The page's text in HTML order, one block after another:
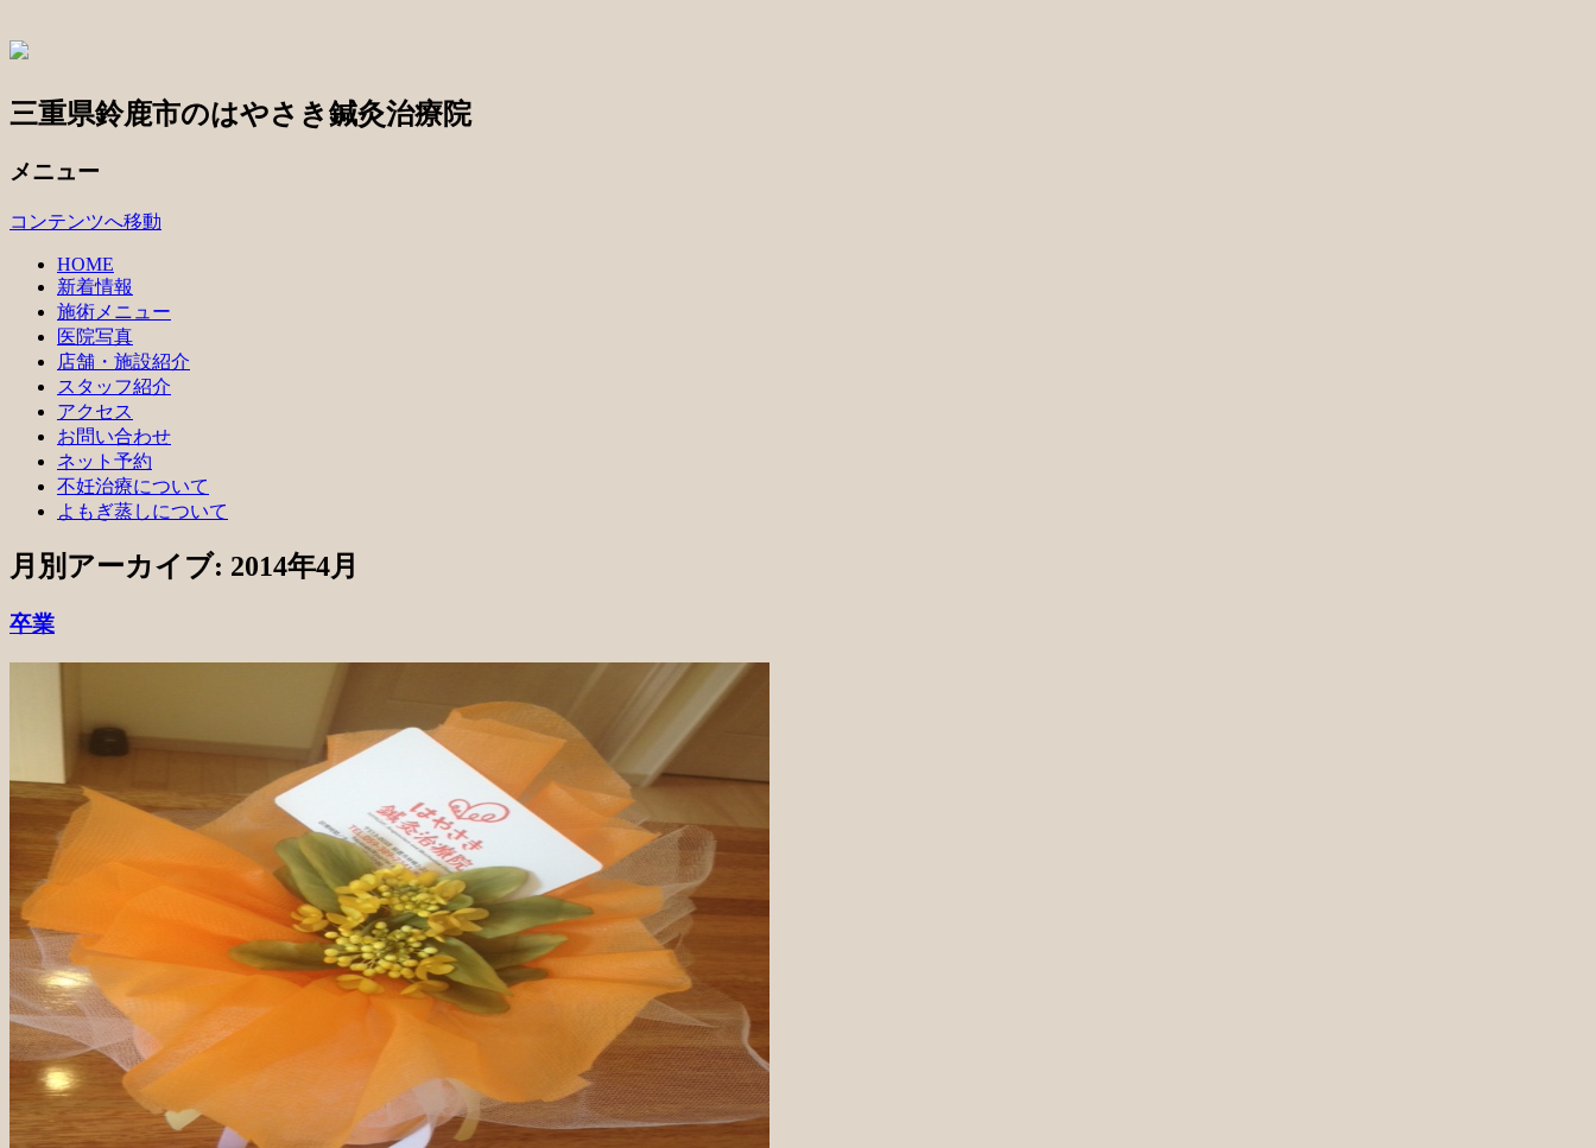
三重県鈴鹿市のはやさき鍼灸治療院
メニュー
コンテンツへ移動
HOME
新着情報
施術メニュー
医院写真
店舗・施設紹介
スタッフ紹介
アクセス
お問い合わせ
ネット予約
不妊治療について
よもぎ蒸しについて
月別アーカイブ: 2014年4月
卒業